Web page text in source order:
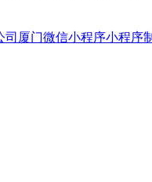
司 厦门微信小程序小程序